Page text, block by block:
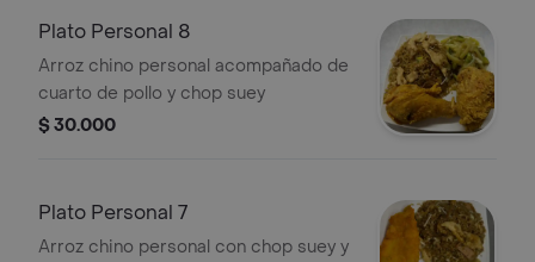
Plato Personal 8
Arroz chino personal acompañado de
cuarto de pollo y chop suey
$ 30.000
Plato Personal 7
Arroz chino personal con chop suey y